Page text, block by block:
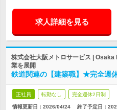
求人詳細を見る
株式会社大阪メトロサービス |
業を展開
鉄道関連の【建築職】★完全週
正社員 転勤なし 完全週休2日制
情報更新日：2026/04/24 終了予定日：